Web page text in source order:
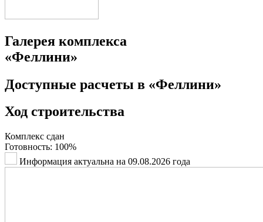
Галерея комплекса
«Феллини»
Доступные расчеты в «Феллини»
Ход строительства
Комплекс сдан
Готовность: 100%
Информация актуальна на 09.08.2026 года